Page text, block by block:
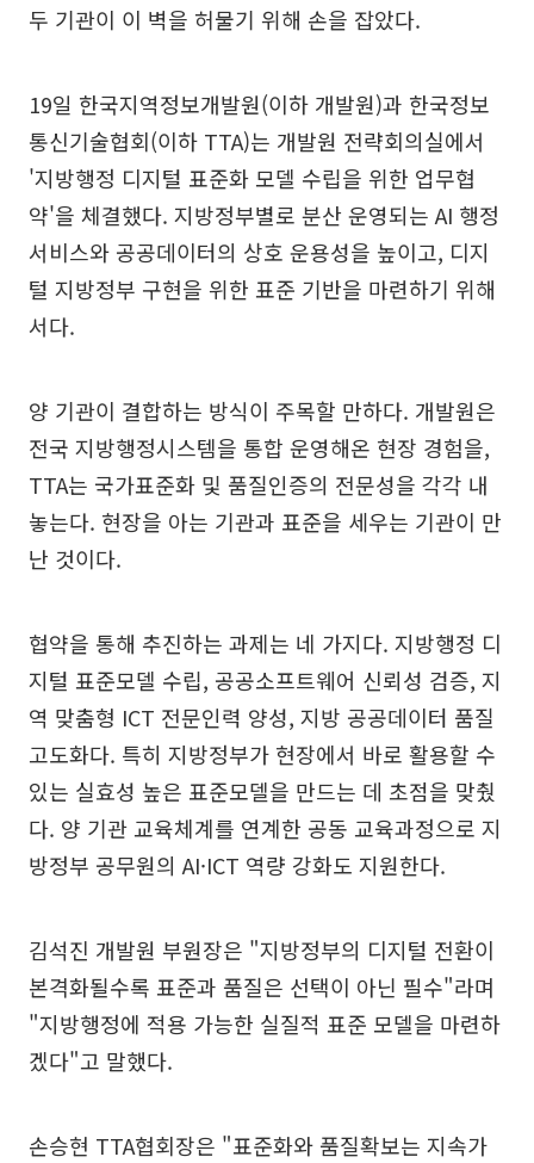
두 기관이 이 벽을 허물기 위해 손을 잡았다.
19일 한국지역정보개발원(이하 개발원)과 한국정보
통신기술협회(이하 TTA)는 개발원 전략회의실에서
'지방행정 디지털 표준화 모델 수립을 위한 업무협
약'을 체결했다. 지방정부별로 분산 운영되는 AI 행정
서비스와 공공데이터의 상호 운용성을 높이고, 디지
털 지방정부 구현을 위한 표준 기반을 마련하기 위해
서다.
양 기관이 결합하는 방식이 주목할 만하다. 개발원은
전국 지방행정시스템을 통합 운영해온 현장 경험을,
TTA는 국가표준화 및 품질인증의 전문성을 각각 내
놓는다. 현장을 아는 기관과 표준을 세우는 기관이 만
난 것이다.
협약을 통해 추진하는 과제는 네 가지다. 지방행정 디
지털 표준모델 수립, 공공소프트웨어 신뢰성 검증, 지
역 맞춤형 ICT 전문인력 양성, 지방 공공데이터 품질
고도화다. 특히 지방정부가 현장에서 바로 활용할 수
있는 실효성 높은 표준모델을 만드는 데 초점을 맞췄
다. 양 기관 교육체계를 연계한 공동 교육과정으로 지
방정부 공무원의 AI·ICT 역량 강화도 지원한다.
김석진 개발원 부원장은 "지방정부의 디지털 전환이
본격화될수록 표준과 품질은 선택이 아닌 필수"라며
"지방행정에 적용 가능한 실질적 표준 모델을 마련하
겠다"고 말했다.
손승현 TTA협회장은 "표준화와 품질확보는 지속가